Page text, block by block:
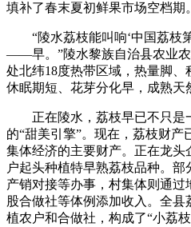
填补了春末夏初鲜果市场空档期。
“陵水荔枝能叫响‘中国荔枝
——早。”陵水黎族自治县农业
处北纬18度热带区域，热量脚
休眠期短、花芽分化早，成熟天
正在陵水，荔枝早已不只是
的“甜美引擎”。现在，荔枝财
集体经济的主要财产。正在龙
户起头种植特早熟荔枝品种。部
产销对接等办事，村集体则通
股合做社等体例添加收入。全
植农户和合做社，构成了“小荔